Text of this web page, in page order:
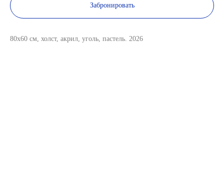
Забронировать
80х60 см, холст, акрил, уголь, пастель. 2026